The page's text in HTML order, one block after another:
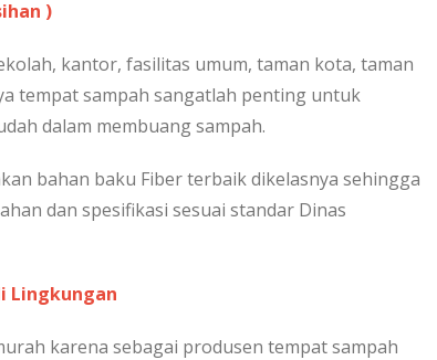
)
kantor, fasilitas umum, taman kota, taman
tempat sampah sangatlah penting untuk
dalam membuang sampah.
bahan baku Fiber terbaik dikelasnya sehingga
dan spesifikasi sesuai standar Dinas
Lingkungan
karena sebagai produsen tempat sampah